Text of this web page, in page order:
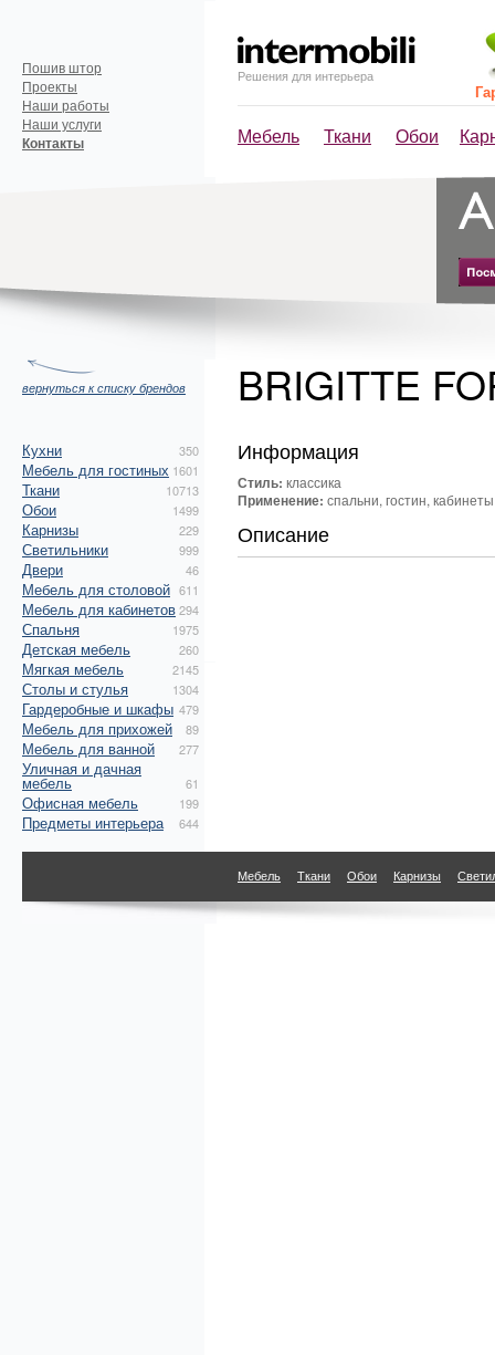
Решения для интерьера
Мебель Ткани Обои
Пошив штор
Проекты
Наши работы
Наши услуги
Контакты
вернуться к списку брендов
Кухни 350
Мебель для гостиных 1601
Ткани 10713
Обои 1499
Карнизы 229
Светильники 999
Двери 46
Мебель для столовой 611
Мебель для кабинетов294
Спальня 1975
Детская мебель 260
Мягкая мебель 2145
Столы и стулья 1304
Гардеробные и шкафы 479
Мебель для прихожей 89
Мебель для ванной 277
Уличная и дачная
мебель 61
Офисная мебель 199
Предметы интерьера 644
BRIGITTE
Информация
Стиль: классика
Применение: спальни, гостин,
Описание
Мебель Ткани Обои Карнизы